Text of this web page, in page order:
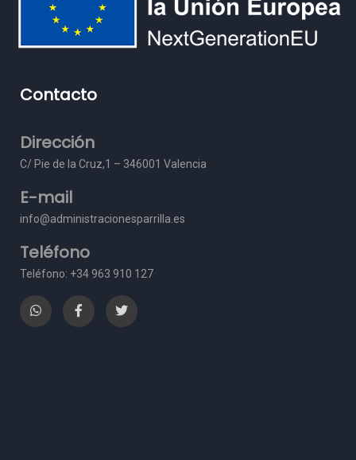
Contacto
Dirección
C/ Pie de la Cruz,1 – 346001 Valencia
E-mail
info@administracionesparrilla.es
Teléfono
Teléfono: +34 963 910 127